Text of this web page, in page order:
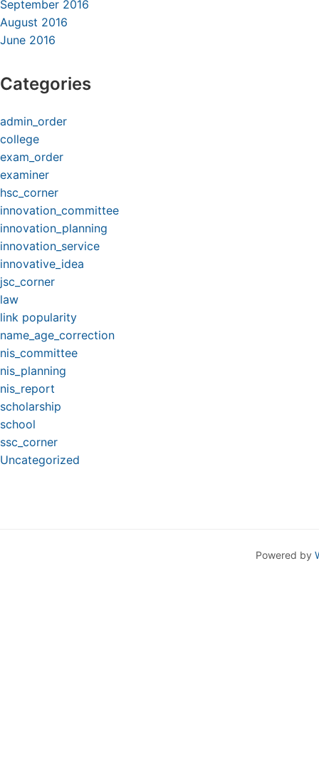
September 2016
August 2016
June 2016
Categories
admin_order
college
exam_order
examiner
hsc_corner
innovation_committee
innovation_planning
innovation_service
innovative_idea
jsc_corner
law
link popularity
name_age_correction
nis_committee
nis_planning
nis_report
scholarship
school
ssc_corner
Uncategorized
Powered by